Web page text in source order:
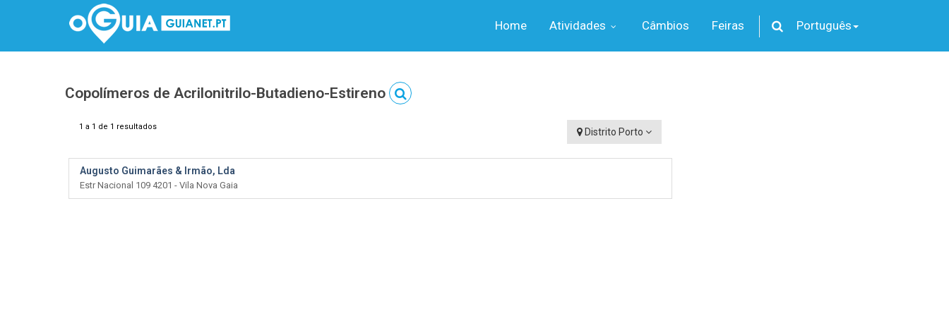
Home Atividades Câmbios Feiras Português
Copolímeros de Acrilonitrilo-Butadieno-Estireno
1 a 1 de 1 resultados Distrito Porto
Augusto Guimarães & Irmão, Lda
Estr Nacional 109 4201 - Vila Nova Gaia